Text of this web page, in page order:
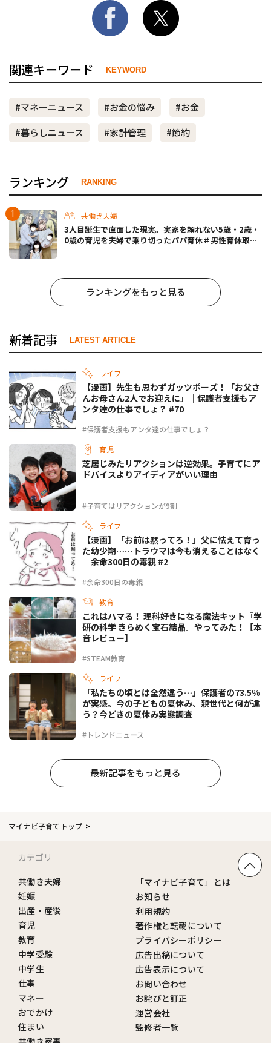
関連キーワード KEYWORD
#マネーニュース #お金の悩み
#お金
#暮らしニュース
#家計管理 #節約
ランキング RANKING
共働き夫婦
3人目誕生で直面した現実。実家を頼れない5歳・2歳・
0歳の育児を夫婦で乗り切ったパパ育休＃男性育休取っ
ランキングをもっと見る
新着記事 LATEST ARTICLE
ライフ
#保護者支援もアンタ達の仕事でしょ？
【漫画】先生も思わずガッツポーズ！「お父さ
んお母さん2人でお迎えに」｜保護者支援もア
ンタ達の仕事でしょ？ #70
育児
#子育てはリアクションが9割
芝居じみたリアクションは逆効果。子育てにア
ドバイスよりアイディアがいい理由
ライフ
#余命300日の毒親
【漫画】「お前は黙ってろ！」父に怯えて育っ
た幼少期……トラウマは今も消えることはなく
｜余命300日の毒親 #2
教育
#STEAM教育
これはハマる！ 理科好きになる魔法キット『学
研の科学 きらめく宝石結晶』やってみた！【本
音レビュー】
ライフ
#トレンドニュース
「私たちの頃とは全然違う…」保護者の73.5%
が実感。今の子どもの夏休み、親世代と何が違
う？今どきの夏休み実態調査
最新記事をもっと見る
マイナビ子育てトップ
カテゴリ
共働き夫婦
妊娠
出産・産後
育児
教育
中学受験
中学生
仕事
マネー
おでかけ
住まい
「マイナビ子育て」とは
お知らせ
利用規約
著作権と転載について
プライバシーポリシー
広告出稿について
広告表示について
お問い合わせ
お詫びと訂正
運営会社
監修者一覧